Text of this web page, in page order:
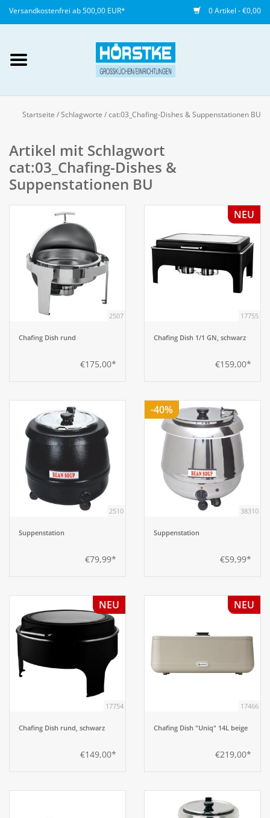
Versandkostenfrei ab 500,00 EUR* 0 Artikel - €0,00
anlegen
NEU
Fingerfood
Bar
Einrichtung
Berufsbekleidung
Küche
Küchentechnik
Küchenmöbel
Startseite /Schlagworte /cat:03_Chafing-Dishes & Suppenstationen BU
Artikel mit Schlagwort
cat:03_Chafing-Dishes &
Suppenstationen BU
2507
Chafing Dish rund
€175,00*
NEU
17755
Chafing Dish 1/1 GN, schwarz
€159,00*
2510
Suppenstation
€79,99*
-40%
38310
Suppenstation
€59,99*
NEU
17754
Chafing Dish rund, schwarz
€149,00*
NEU
17466
Chafing Dish "Uniq" 14L beige
€219,00*